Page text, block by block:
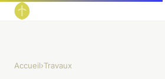
Accueil›Travaux